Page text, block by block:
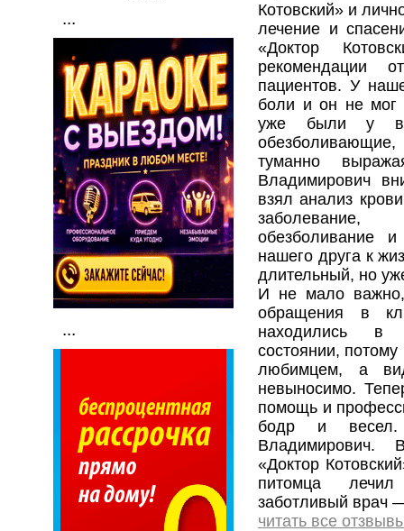
...
...
Котовский» и
лечение и
«Доктор
рекомендации
пациентов. У
боли и он не мог
уже были у
туманно
Владимирович
взял анализ
заболевание,
обезболивание
нашего друга к
длительный, но
И не мало
обращения в
находились в
состоянии,
любимцем, а
невыносимо.
помощь и
бодр и
Владимирович.
«Доктор
питомца
заботливый врач
читать все